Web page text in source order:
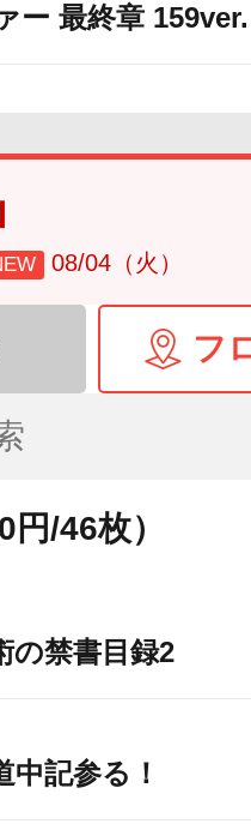
ー 最終章 159ver.
08/04（火）
フ
/46枚）
の禁書目録2
記参る！